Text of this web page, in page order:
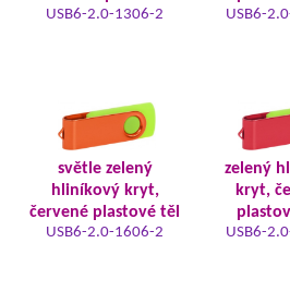
USB6-2.0-1306-2 USB6-
světle zelený
hliníkový kryt,
červené plastové těl
USB6-2.0-1606-2
zelený
kryt,
USB6-